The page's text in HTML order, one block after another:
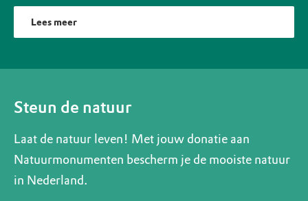
Lees meer
Steun de natuur
Laat de natuur leven! Met jouw donatie aan
Natuurmonumenten bescherm je de mooiste natuur
in Nederland.